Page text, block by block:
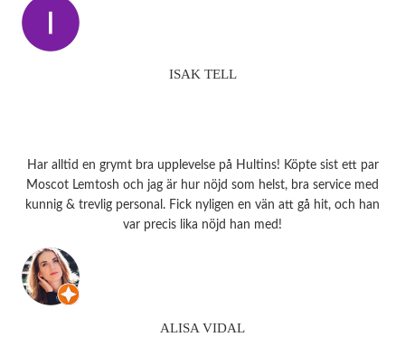
ISAK TELL
Har alltid en grymt bra upplevelse på Hultins! Köpte sist ett par
Moscot Lemtosh och jag är hur nöjd som helst, bra service med
kunnig & trevlig personal. Fick nyligen en vän att gå hit, och han
var precis lika nöjd han med!
ALISA VIDAL